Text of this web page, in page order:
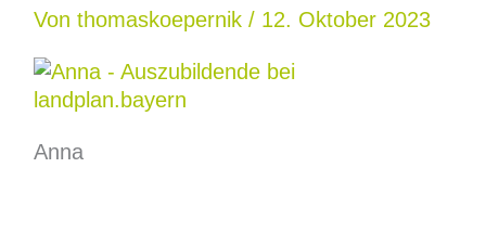
Von thomaskoepernik / 12. Oktober 2023
Anna